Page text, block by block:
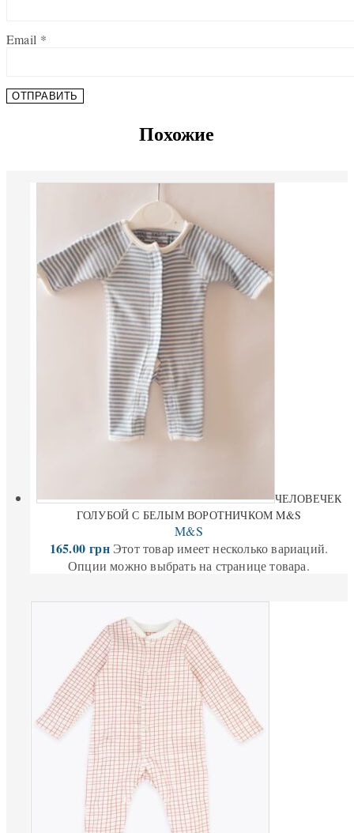
Email *
Похожие
ЧЕЛОВЕЧЕК
ГОЛУБОЙ С БЕЛЫМ ВОРОТНИЧКОМ M&S
M&S
165.00грн Этот товар имеет несколько вариаций.
Опции можно выбрать на странице товара.